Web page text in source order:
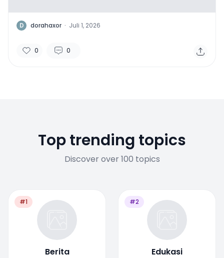
D dorahaxor · Juli 1, 2026
0 0
Top trending topics
Discover over 100 topics
#1
Berita
#2
Edukasi